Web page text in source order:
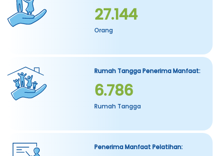
27.144
Orang
Rumah Tangga Penerima Manfaat:
6.786
Rumah Tangga
Penerima Manfaat Pelatihan: